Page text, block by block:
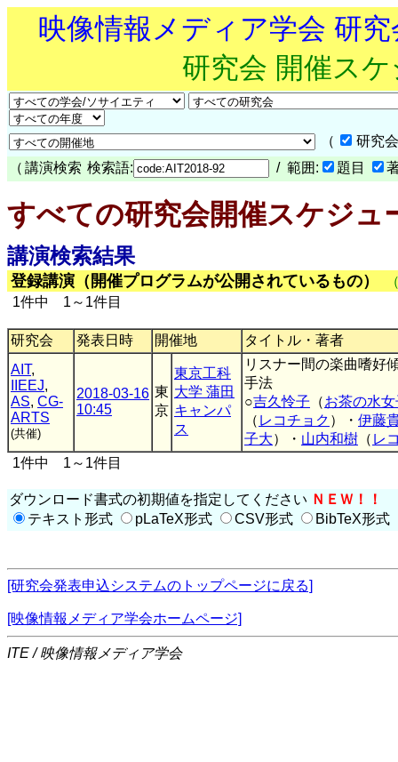
映像情報メディア学会 研
研究会 開催ス
（
研究
（ 講演検索 検索語: / 範囲: 題目
すべての研究会開催スケジュ
講演検索結果
登録講演（開催プログラムが公開されているもの）
1件中 1～1件目
研究会 発表日時 開催地
タイトル・著者
AIT,
IIEEJ,
AS, CG-
ARTS
(共催)
2018-03-16
10:45
東
京
東京工科
大学 蒲田
キャンパ
ス
リスナー間の楽曲嗜好
手法
○吉久怜子 （お茶の水
（ レコチョク ）・ 伊藤
子大）・ 山内和樹 （ レ
1件中 1～1件目
ダウンロード書式の初期値を指定してください ＮＥＷ！！
テキスト形式
pLaTeX形式 CSV形式 BibTeX形式
[研究会発表申込システムのトップページに戻る]
[映像情報メディア学会ホームページ]
ITE / 映像情報メディア学会